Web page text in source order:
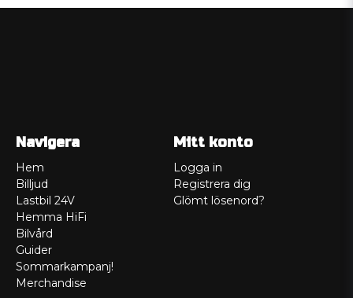
Navigera
Hem
Billjud
Lastbil 24V
Hemma HiFi
Bilvård
Guider
Sommarkampanj!
Merchandise
Mitt konto
Logga in
Registrera dig
Glömt lösenord?